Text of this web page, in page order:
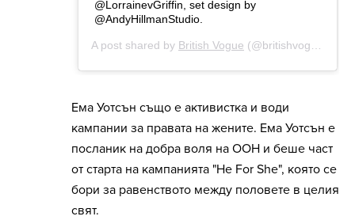
Ема Уотсън също е активистка и води
кампании за правата на жените. Ема Уотсън е
посланик на добра воля на ООН и беше част
от старта на кампанията "He For She", която се
бори за равенството между половете в целия
свят.